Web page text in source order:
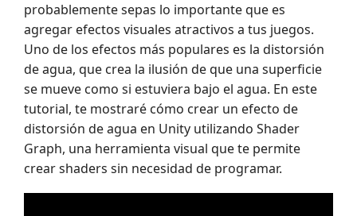
probablemente sepas lo importante que es
agregar efectos visuales atractivos a tus juegos.
Uno de los efectos más populares es la distorsión
de agua, que crea la ilusión de que una superficie
se mueve como si estuviera bajo el agua. En este
tutorial, te mostraré cómo crear un efecto de
distorsión de agua en Unity utilizando Shader
Graph, una herramienta visual que te permite
crear shaders sin necesidad de programar.